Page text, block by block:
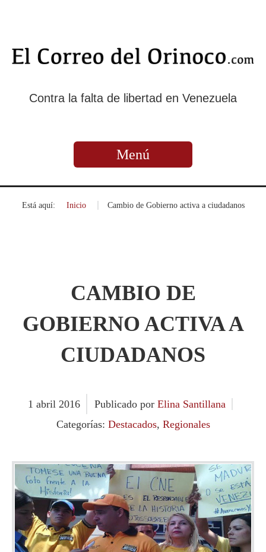
Contra la falta de libertad en Venezuela
Menú
Está aquí: Inicio Cambio de Gobierno activa a ciudadanos
CAMBIO DE
GOBIERNO ACTIVA A
CIUDADANOS
1 abril 2016 Publicado por Elina Santillana
Categorías: Destacados, Regionales